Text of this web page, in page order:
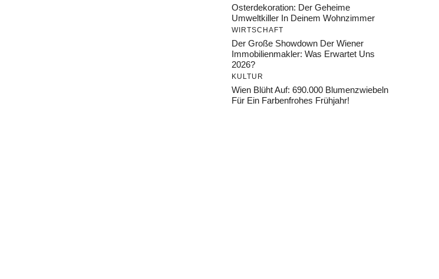
Osterdekoration: Der Geheime
Umweltkiller In Deinem Wohnzimmer
WIRTSCHAFT
Der Große Showdown Der Wiener
Immobilienmakler: Was Erwartet Uns
2026?
KULTUR
Wien Blüht Auf: 690.000 Blumenzwiebeln
Für Ein Farbenfrohes Frühjahr!